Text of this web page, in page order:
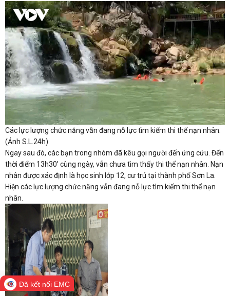
Các lực lượng chức năng vẫn đang nỗ lực tìm kiếm thi thể nạn nhân.
(Ảnh S.L.24h)
Ngay sau đó, các bạn trong nhóm đã kêu gọi người đến ứng cứu. Đến
thời điểm 13h30’ cùng ngày, vẫn chưa tìm thấy thi thể nạn nhân. Nạn
nhân được xác định là học sinh lớp 12, cư trú tại thành phố Sơn La.
Hiện các lực lượng chức năng vẫn đang nỗ lực tìm kiếm thi thể nạn
nhân.
Đã kết nối EMC